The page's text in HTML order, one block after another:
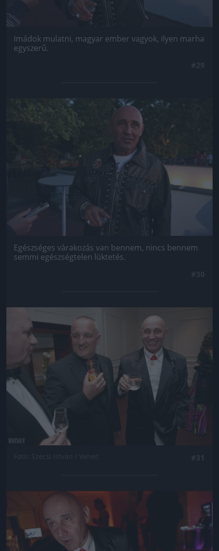
Imádok mulatni, magyar ember vagyok, ilyen marha
egyszerű.
Jön még kép!
Egészséges várakozás van bennem, nincs bennem
semmi egészségtelen lüktetés.
Jön még kép!
Jön még kép!